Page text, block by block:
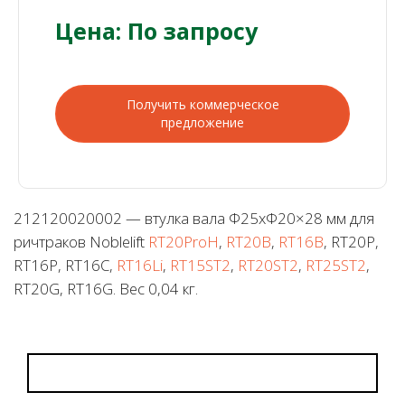
Цена: По запросу
Получить коммерческое
предложение
212120020002 — втулка вала Φ25xΦ20×28 мм для
ричтраков Noblelift RT20ProH, RT20B, RT16B, RT20P,
RT16P, RT16C, RT16Li, RT15ST2, RT20ST2, RT25ST2,
RT20G, RT16G. Вес 0,04 кг.